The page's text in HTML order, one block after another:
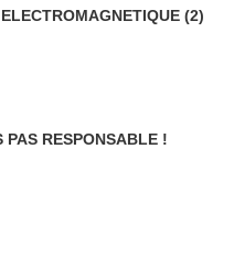
(2)
PAS RESPONSABLE !